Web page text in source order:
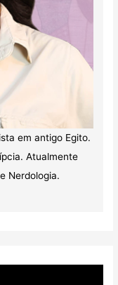
em antigo Egito.
Atualmente
Nerdologia.